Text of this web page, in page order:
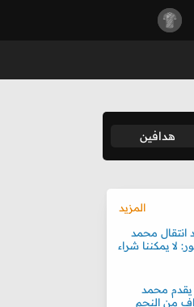
هدافين
المزيد
انتقال محمد
لا يمكننا شراء
يقدم محمد
من النجم